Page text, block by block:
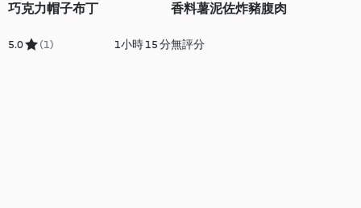
巧克力帽子布丁
5.0 (1) 1小時 15 分
香料薯泥佐炸豬腹肉
無評分